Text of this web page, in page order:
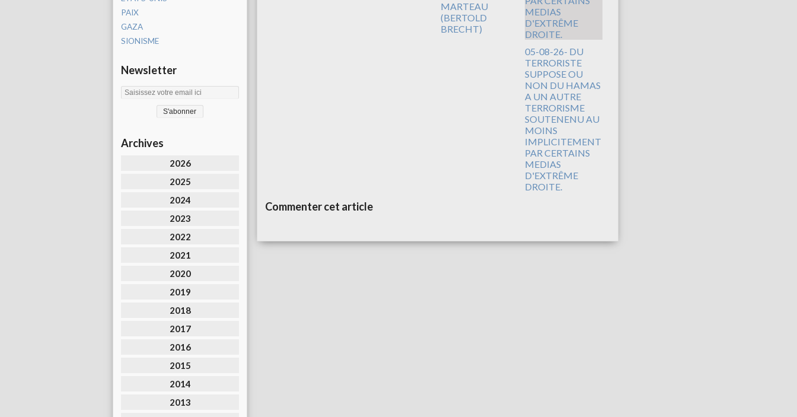
PAIX
GAZA
SIONISME
Newsletter
Archives
2026
2025
2024
2023
2022
2021
2020
2019
2018
2017
2016
2015
2014
2013
MARTEAU
(BERTOLD
BRECHT)
05-08-26- DU
TERRORISTE
SUPPOSE OU
NON DU HAMAS
A UN AUTRE
TERRORISME
SOUTENENU AU
MOINS
IMPLICITEMENT
PAR CERTAINS
MEDIAS
D'EXTRÊME
DROITE.
Commenter cet article